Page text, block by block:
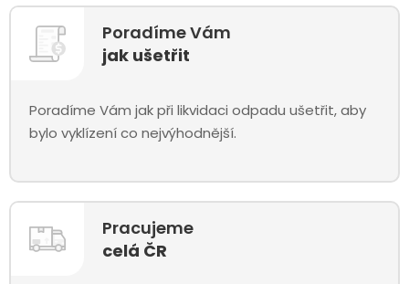
Poradíme Vám
jak ušetřit
Poradíme Vám jak při likvidaci odpadu ušetřit, aby
bylo vyklízení co nejvýhodnější.
Pracujeme
celá ČR